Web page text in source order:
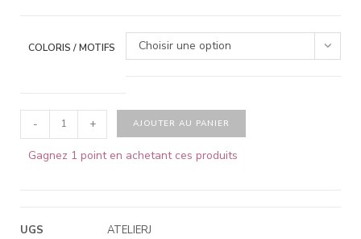
COLORIS / MOTIFS Choisir une option
- + AJOUTER AU PANIER
Gagnez 1 point en achetant ces produits
UGS
ATELIERJ